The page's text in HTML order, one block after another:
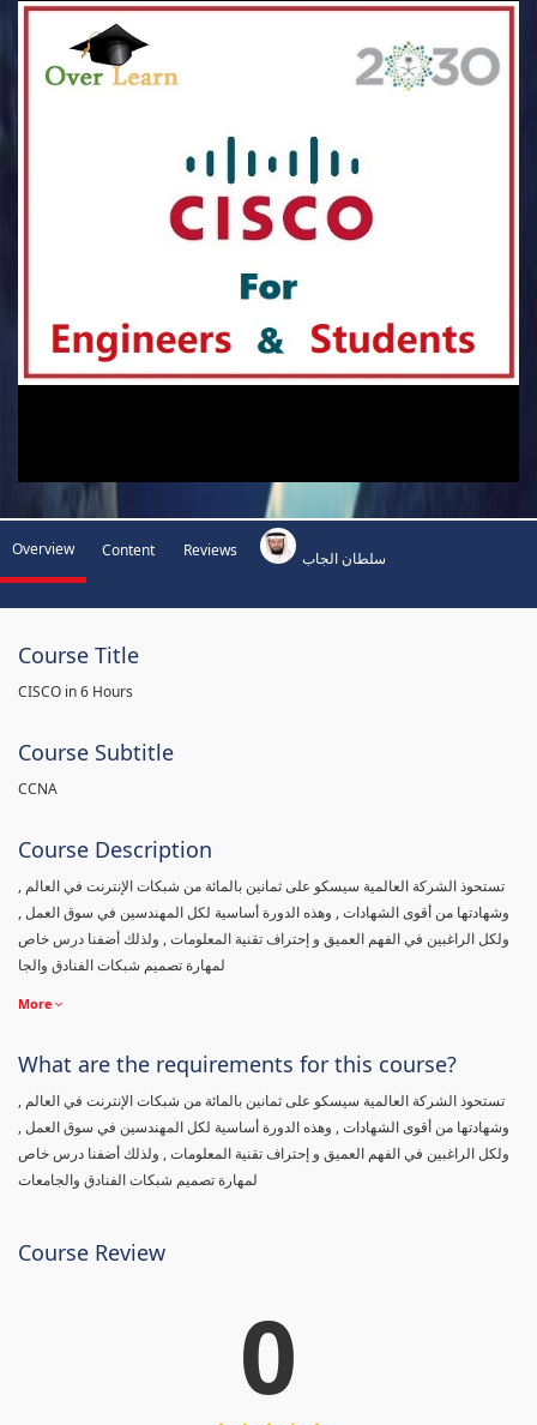
Video
Overview Content Reviews سلطان الجاب
Course Title
CISCO in 6 Hours
Course Subtitle
CCNA
Course Description
تستحوذ الشركة العالمية سيسكو على ثمانين بالمائة من شبكات الإنترنت في العالم ,
وشهادتها من أقوى الشهادات , وهذه الدورة أساسية لكل المهندسين في سوق العمل ,
ولكل الراغبين في الفهم العميق و إحتراف تقنية المعلومات , ولذلك أضفنا درس خاص
لمهارة تصميم شبكات الفنادق والجا
More
What are the requirements for this course?
تستحوذ الشركة العالمية سيسكو على ثمانين بالمائة من شبكات الإنترنت في العالم ,
وشهادتها من أقوى الشهادات , وهذه الدورة أساسية لكل المهندسين في سوق العمل ,
ولكل الراغبين في الفهم العميق و إحتراف تقنية المعلومات , ولذلك أضفنا درس خاص
لمهارة تصميم شبكات الفنادق والجامعات
Course Review
0